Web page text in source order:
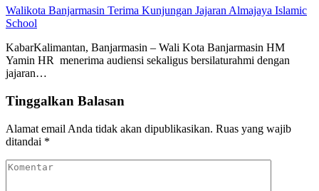
Walikota Banjarmasin Terima Kunjungan Jajaran Almajaya Islamic
School
KabarKalimantan, Banjarmasin – Wali Kota Banjarmasin HM
Yamin HR menerima audiensi sekaligus bersilaturahmi dengan
jajaran…
Tinggalkan Balasan
Alamat email Anda tidak akan dipublikasikan. Ruas yang wajib
ditandai *